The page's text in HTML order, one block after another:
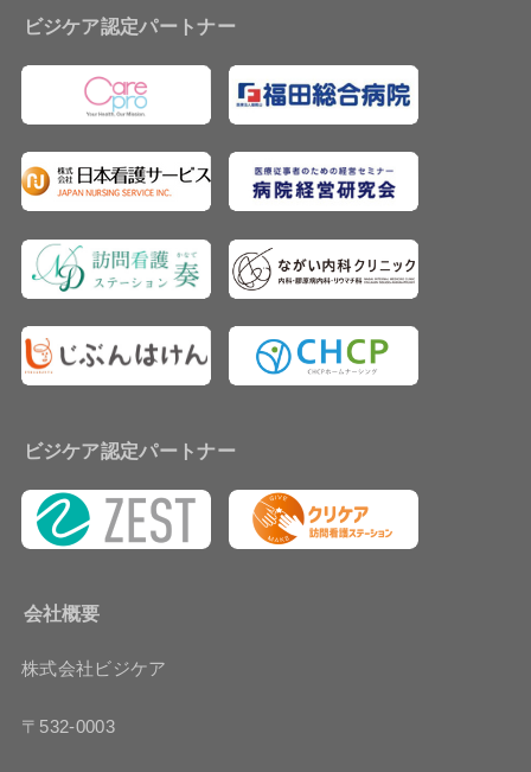
ビジケア認定パートナー
ビジケア認定パートナー
会社概要
株式会社ビジケア
〒532-0003